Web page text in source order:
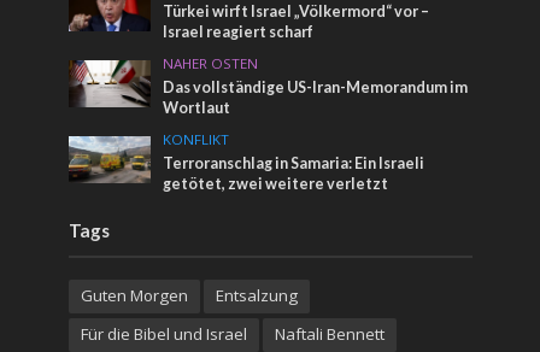
Türkei wirft Israel „Völkermord“ vor –
Israel reagiert scharf
NAHER OSTEN
Das vollständige US-Iran-Memorandum im
Wortlaut
KONFLIKT
Terroranschlag in Samaria: Ein Israeli
getötet, zwei weitere verletzt
Tags
Guten Morgen
Entsalzung
Für die Bibel und Israel
Naftali Bennett